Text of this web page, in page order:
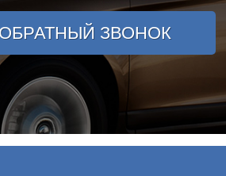
ОБРАТНЫЙ ЗВОНОК